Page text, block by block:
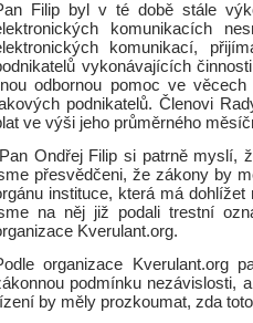
Filip byl v té době stále
komunikacích
komunikací,
vykonávajících
odbornou pomoc ve
podnikatelů. Členovi
ve výši jeho průměrného
Ondřej Filip si patrně myslí,
přesvědčeni, že zákony by
instituce, která má
na něj již podali trestní
Kverulant.org.
organizace Kverulant.org
podmínku nezávislosti,
by měly prozkoumat, zda